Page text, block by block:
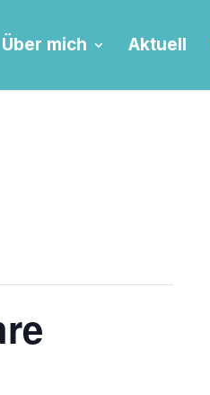
Über mich Aktuell